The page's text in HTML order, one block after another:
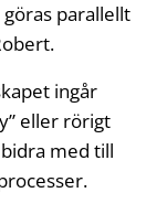
parallellt
ingår
eller rörigt
med till